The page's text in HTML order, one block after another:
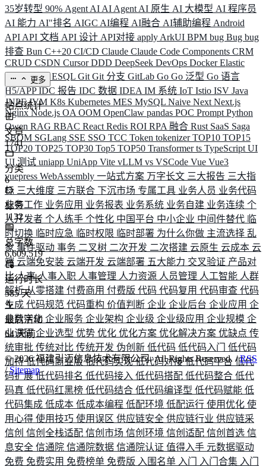
35岁转型 90% Agent AI AI Agent AI 原生 AI 大模型 AI 程序员
AI 能力 AI"排名 AIGC AI编程 AI融合 AI辅助编程 Android
API API 文档 API 设计 API对接 apply ArkUI BPM bug Bug bug
排查 Bun C++20 CI/CD Claude Claude Code Components CRM
CRUD CSDN CursorDDD DeepSeek DevOps DockerElastic
ELK ElysiaESQL Git Git 分支 GitLab Go Go 泛型 Go 语言
H5/APPIDC 报告 IDC 数据 IDEA IM 系统 IoT Istio ISV Java
JNPFJVM K8s Kubernetes MES MySQL Naive Next Next.js
NginxNode.js OA OOM OpenClaw pandas POC Prompt Python
Qwen RAG RBAC React Redis ROI RPA 融合 Rust SaaS Saga
SBOM SGLang SSE SSO TCC Token tokenizerTOP10 TOP15
TOP20 TOP25 TOP30 Top5 TOP50 Transformerts TypeScript UI
UI 测试 uniapp UniApp Vite vLLM vs VSCode Vue Vue3
vuepress WebAssembly 一站式方案 万字长文 三大报告 三大指
标 三大维度 三方联合 下沉市场 专属工具 业务人员 业务代码
业务工作 业务应用 业务报表 业务系统 业务自建 业务连续 个
人开发者 个人练手 个性化 中国平台 中小企业 中间件替代 临
时切换 临时应急 临时权限 临时部署 为什么你做 主流选择 乱
象 事件驱动 事务 二叉树 二次开发 二次搭建 云原生 云成本 云
端 云端免安装 云端开发 云端部署 五大能力 交叉验证 产品对
比人事人事入职 人事管理 人力资源 人员管理 人工智能 人群
解析从零搭建 付费商用 付费版 代码 代码复用 代码审查 代码
生成 代码规范 代码重构 价值判断 企业 企业后台 企业应用 企
业数字化 企业服务 企业架构 企业级 企业级应用 企业规模 企
业调研企业选型 优势 优化 优化方案 优化解决方案 优缺点 传
统审批 传统对比 传统开发 伪创新 低代码 低代码入门 低代码
加持低代码商业版低代码实现低代码对接低代码平台 低代
码扩展低代码排名 低代码接入 低代码搭配 低代码整合 低代
码真 低代码红黑榜 低代码结合 低代码编译型 低代码赋能 低
代码集成 低成本 低成本编程 低配环境 低配运行 使用优化 使
用心得 使用技巧 使用误区 供应链安全 供应链行业 供应链采
信创 信创全栈适配 信创市场 信创环境 信创适配 信创首选 信
息安全 信通院 信通院数据 信通院认证 值得入手 元数据驱动
免费 免费实用 免费榜单 免费版 入围名单 入门 入门合集 入门
更多
站点统计
文章
1741
分类
6
标签
1132
总字数
6,609,519
运行时长
585 天
最后活动
64 天前
©2026福建引迈信息技术有限公司. All Rights Reserved. /RSS
/Sitemap